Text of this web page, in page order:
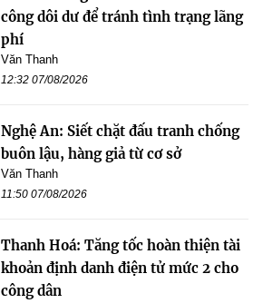
công dôi dư để tránh tình trạng lãng
phí
Văn Thanh
12:32 07/08/2026
Nghệ An: Siết chặt đấu tranh chống
buôn lậu, hàng giả từ cơ sở
Văn Thanh
11:50 07/08/2026
Thanh Hoá: Tăng tốc hoàn thiện tài
khoản định danh điện tử mức 2 cho
công dân